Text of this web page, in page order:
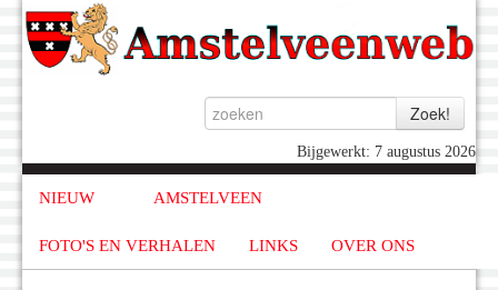
Bijgewerkt: 7 augustus 2026
NIEUW AMSTELVEEN
FOTO'S EN VERHALEN LINKS OVER ONS